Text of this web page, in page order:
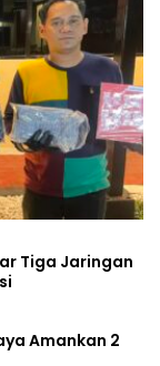
Tiga Jaringan
Amankan 2